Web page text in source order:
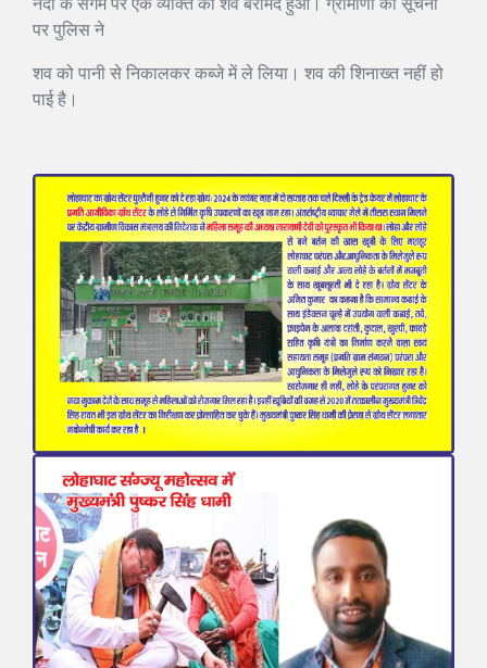
पर पुलिस ने
शव को पानी से निकालकर कब्जे में ले लिया। शव की शिनाख्त नहीं हो
पाई है।